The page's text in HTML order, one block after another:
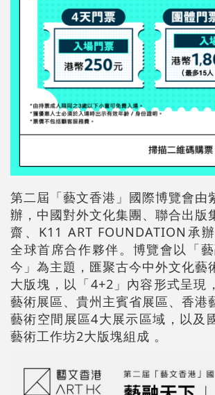
第二屆「藝文香港」國際博覽會由
辦，中國對外文化集團、聯合出版
齋、K11 ART FOUNDATION承
全球首席合作夥伴。博覽會以「
今」為主題，匯聚古今中外文化藝
大版塊，以「4+2」內容形式呈現
藝術展區、貴州主賓省展區、香港
藝術空間展區4大展示區域，以及
藝術工作坊2大版塊組成 。